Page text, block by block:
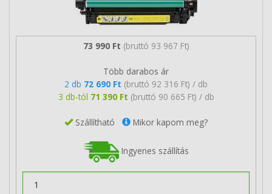
73 990 Ft (bruttó 93 967 Ft)
Több darabos ár
2 db 72 690 Ft (bruttó 92 316 Ft) / db
3 db-tól 71 390 Ft (bruttó 90 665 Ft) / db
Szállítható Mikor kapom meg?
Ingyenes szállítás